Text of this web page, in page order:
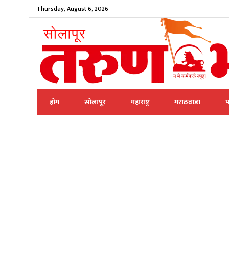
Thursday, August 6, 2026
होम सोलापूर महाराष्ट्र मराठवाडा